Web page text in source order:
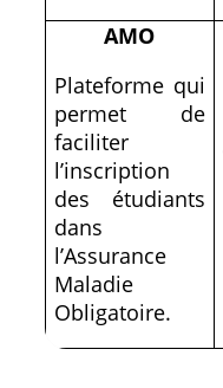
AMO
Plateforme qui
permet de
faciliter
l’inscription
des étudiants
dans
l’Assurance
Maladie
Obligatoire.